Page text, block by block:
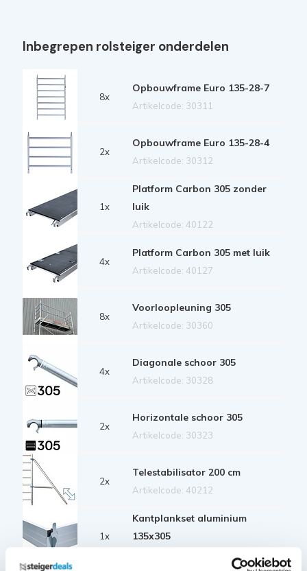
Inbegrepen rolsteiger onderdelen
8x
Opbouwframe Euro 135-28-7
Artikelcode: 30311
2x
Opbouwframe Euro 135-28-4
Artikelcode: 30312
1x
Platform Carbon 305 zonder
luik
Artikelcode: 40122
4x
Platform Carbon 305 met luik
Artikelcode: 40127
8x
Voorloopleuning 305
Artikelcode: 30360
4x
Diagonale schoor 305
Artikelcode: 30328
2x
Horizontale schoor 305
Artikelcode: 30323
2x
Telestabilisator 200 cm
Artikelcode: 40212
1x
Kantplankset aluminium
135x305